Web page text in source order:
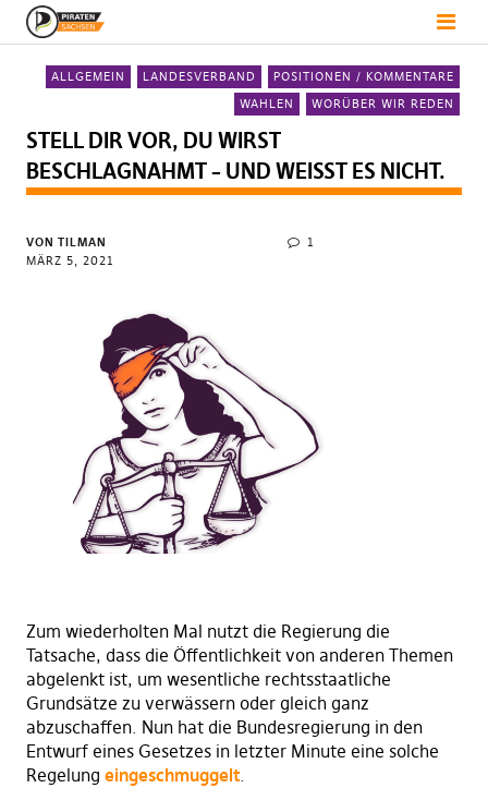
ALLGEMEIN LANDESVERBAND
POSITIONEN / KOMMENTARE
WAHLEN
WORÜBER WIR REDEN
STELL DIR VOR, DU WIRST
BESCHLAGNAHMT – UND WEISST ES NICHT.
VON TILMAN
MÄRZ 5, 2021
1
Zum wiederholten Mal nutzt die Regierung die
Tatsache, dass die Öffentlichkeit von anderen Themen
abgelenkt ist, um wesentliche rechtsstaatliche
Grundsätze zu verwässern oder gleich ganz
abzuschaffen. Nun hat die Bundesregierung in den
Entwurf eines Gesetzes in letzter Minute eine solche
Regelung eingeschmuggelt.